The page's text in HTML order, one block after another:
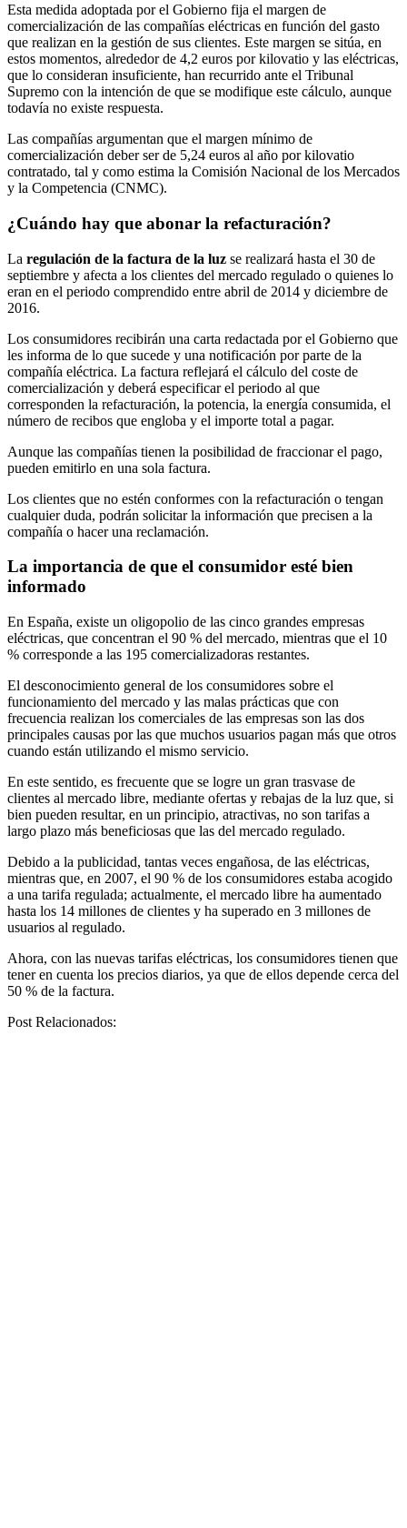
Esta medida adoptada por el Gobierno fija el margen de
comercialización de las compañías eléctricas en función del gasto
que realizan en la gestión de sus clientes. Este margen se sitúa, en
estos momentos, alrededor de 4,2 euros por kilovatio y las eléctricas,
que lo consideran insuficiente, han recurrido ante el Tribunal
Supremo con la intención de que se modifique este cálculo, aunque
todavía no existe respuesta.
Las compañías argumentan que el margen mínimo de
comercialización deber ser de 5,24 euros al año por kilovatio
contratado, tal y como estima la Comisión Nacional de los Mercados
y la Competencia (CNMC).
¿Cuándo hay que abonar la refacturación?
La regulación de la factura de la luz se realizará hasta el 30 de
septiembre y afecta a los clientes del mercado regulado o quienes lo
eran en el periodo comprendido entre abril de 2014 y diciembre de
2016.
Los consumidores recibirán una carta redactada por el Gobierno que
les informa de lo que sucede y una notificación por parte de la
compañía eléctrica. La factura reflejará el cálculo del coste de
comercialización y deberá especificar el periodo al que
corresponden la refacturación, la potencia, la energía consumida, el
número de recibos que engloba y el importe total a pagar.
Aunque las compañías tienen la posibilidad de fraccionar el pago,
pueden emitirlo en una sola factura.
Los clientes que no estén conformes con la refacturación o tengan
cualquier duda, podrán solicitar la información que precisen a la
compañía o hacer una reclamación.
La importancia de que el consumidor esté bien
informado
En España, existe un oligopolio de las cinco grandes empresas
eléctricas, que concentran el 90 % del mercado, mientras que el 10
% corresponde a las 195 comercializadoras restantes.
El desconocimiento general de los consumidores sobre el
funcionamiento del mercado y las malas prácticas que con
frecuencia realizan los comerciales de las empresas son las dos
principales causas por las que muchos usuarios pagan más que otros
cuando están utilizando el mismo servicio.
En este sentido, es frecuente que se logre un gran trasvase de
clientes al mercado libre, mediante ofertas y rebajas de la luz que, si
bien pueden resultar, en un principio, atractivas, no son tarifas a
largo plazo más beneficiosas que las del mercado regulado.
Debido a la publicidad, tantas veces engañosa, de las eléctricas,
mientras que, en 2007, el 90 % de los consumidores estaba acogido
a una tarifa regulada; actualmente, el mercado libre ha aumentado
hasta los 14 millones de clientes y ha superado en 3 millones de
usuarios al regulado.
Ahora, con las nuevas tarifas eléctricas, los consumidores tienen que
tener en cuenta los precios diarios, ya que de ellos depende cerca del
50 % de la factura.
Post Relacionados: